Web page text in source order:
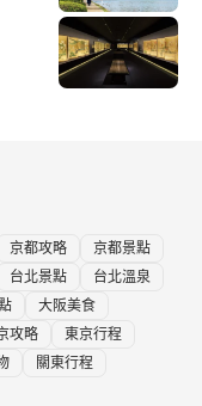
京都攻略
京都景點
台北景點
台北溫泉
大阪美食
攻略
東京行程
關東行程